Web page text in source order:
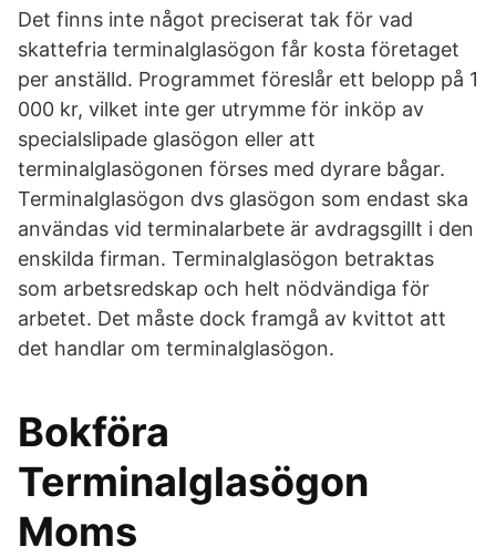
Det finns inte något preciserat tak för vad
skattefria terminalglasögon får kosta företaget
per anställd. Programmet föreslår ett belopp på 1
000 kr, vilket inte ger utrymme för inköp av
specialslipade glasögon eller att
terminalglasögonen förses med dyrare bågar.
Terminalglasögon dvs glasögon som endast ska
användas vid terminalarbete är avdragsgillt i den
enskilda firman. Terminalglasögon betraktas
som arbetsredskap och helt nödvändiga för
arbetet. Det måste dock framgå av kvittot att
det handlar om terminalglasögon.
Bokföra
Terminalglasögon
Moms